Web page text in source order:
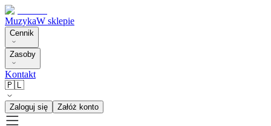
MuzykaW sklepie
Cennik
Zasoby
Kontakt
🇵🇱
Zaloguj się Załóż konto